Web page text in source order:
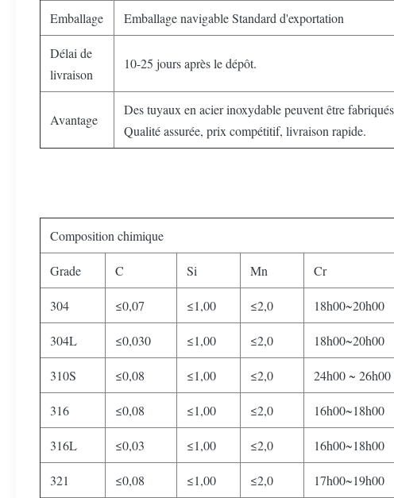
Emballage Emballage navigable Standard d'exportation
Délai de
livraison
10-25 jours après le dépôt.
Avantage
Des tuyaux en acier inoxydable peuvent être
Qualité assurée, prix compétitif, livraison rapide.
Composition chimique
Grade C Si Mn Cr
304 ≤0,07 ≤1,00 ≤2,0 18h00~20h00
304L ≤0,030 ≤1,00 ≤2,0 18h00~20h00
310S ≤0,08 ≤1,00 ≤2,0 24h00 ~ 26h00
316 ≤0,08 ≤1,00 ≤2,0 16h00~18h00
316L ≤0,03 ≤1,00 ≤2,0 16h00~18h00
321 ≤0,08 ≤1,00 ≤2,0 17h00~19h00